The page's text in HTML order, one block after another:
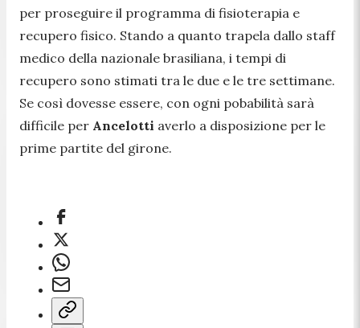
per proseguire il programma di fisioterapia e
recupero fisico. Stando a quanto trapela dallo staff
medico della nazionale brasiliana, i tempi di
recupero sono stimati tra le due e le tre settimane.
Se così dovesse essere, con ogni pobabilità sarà
difficile per Ancelotti averlo a disposizione per le
prime partite del girone.